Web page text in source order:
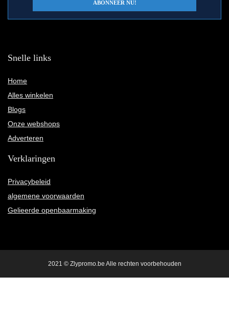
Snelle links
Home
Alles winkelen
Blogs
Onze webshops
Adverteren
Verklaringen
Privacybeleid
algemene voorwaarden
Gelieerde openbaarmaking
2021 © Zlypromo.be Alle rechten voorbehouden